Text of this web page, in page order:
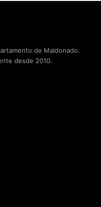
de Maldonado.
desde 2010.